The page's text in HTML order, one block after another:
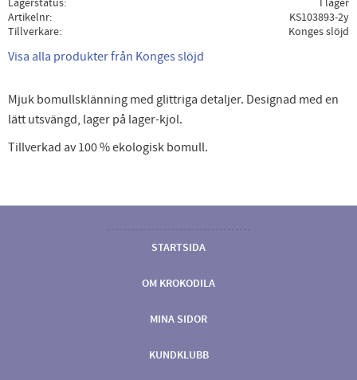
Artikelnr
KS103893-2y
Tillverkare
Konges slöjd
Visa alla produkter från Konges slöjd
Mjuk bomullsklänning med glittriga detaljer. Designad med en
lätt utsvängd, lager på lager-kjol.
Tillverkad av 100 % ekologisk bomull.
STARTSIDA
OM KROKODILA
MINA SIDOR
KUNDKLUBB